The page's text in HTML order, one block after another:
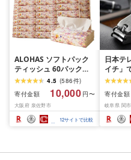
ALOHAS ソフトパック
ティッシュ 60パック
×400枚(200組) 日用品
必需品 常備品 まとめ買
い 備蓄 防災
4.5 (586件)
寄付金額
10,000 円〜
大阪府 泉佐野市
12サイトで比較
日本テ
イチ」
孫六の
ツメキ
本〜5本
孫六
テンレ
すり ギ
寄付金額
岐阜県 関市